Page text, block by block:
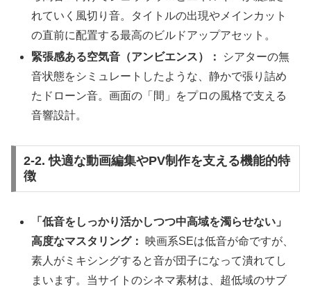
れていく風切り音。タイトルの出現やメインカット
の直前に配置する最高のビルドアップアセット。
緊張感ある空気音（アンビエンス）：
シアターの無
音状態をシミュレートしたような、静かで張り詰め
たドローン音。画面の「間」をプロの風格で支える
音響設計。
2-2. 快適な動画編集やPV制作を支える機能的特
徴
「低音をしっかり活かしつつ中高域を濁らせない」
高度なマスタリング：
映画系SEは低音が命ですが、
素人がミキシングすると音が団子になって潰れてし
まいます。当サイトのシネマ素材は、超低域のサブ